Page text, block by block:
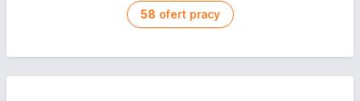
58 ofert pracy